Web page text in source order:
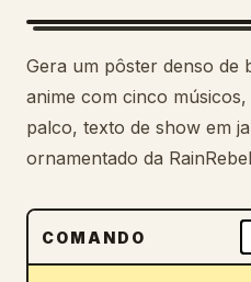
Habilidades
Prompts
Preços
Baixar
Gera um pôster denso de
anime com cinco
palco, texto de show em
ornamentado da
COMANDO